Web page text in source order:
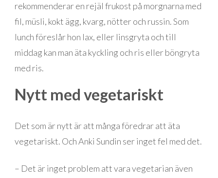
rekommenderar en rejäl frukost på morgnarna med
fil, müsli, kokt ägg, kvarg, nötter och russin. Som
lunch föreslår hon lax, eller linsgryta och till
middag kan man äta kyckling och ris eller böngryta
med ris.
Nytt med vegetariskt
Det som är nytt är att många föredrar att äta
vegetariskt. Och Anki Sundin ser inget fel med det.
– Det är inget problem att vara vegetarian även